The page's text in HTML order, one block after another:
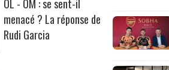
OL - OM : se sent-il
menacé ? La réponse de
Rudi Garcia